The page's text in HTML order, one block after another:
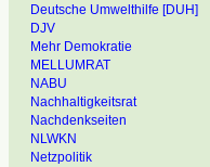
Deutsche Umwelthilfe [DUH]
DJV
Mehr Demokratie
MELLUMRAT
NABU
Nachhaltigkeitsrat
Nachdenkseiten
NLWKN
Netzpolitik